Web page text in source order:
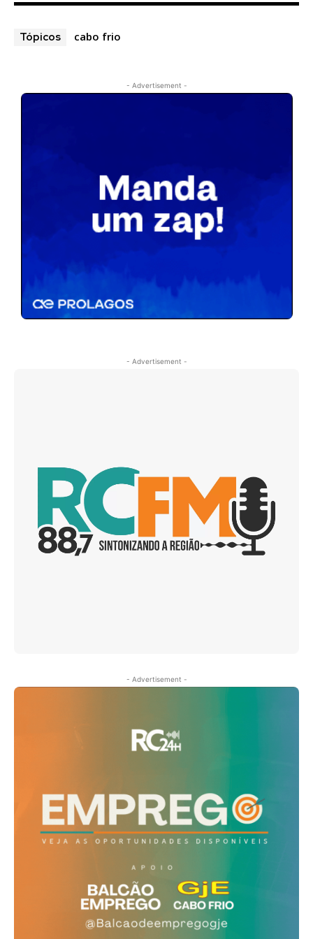
Tópicos cabo frio
- Advertisement -
- Advertisement -
- Advertisement -